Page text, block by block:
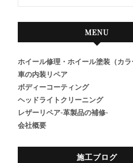
MENU
ホイール修理・ホイール塗装（カラ
車の内装リペア
ボディーコーティング
ヘッドライトクリーニング
レザーリペア-革製品の補修-
会社概要
施工ブログ